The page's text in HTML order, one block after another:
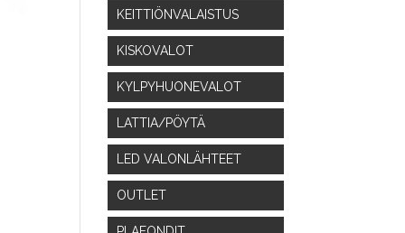
KEITTIÖNVALAISTUS
KISKOVALOT
KYLPYHUONEVALOT
LATTIA/PÖYTÄ
LED VALONLÄHTEET
OUTLET